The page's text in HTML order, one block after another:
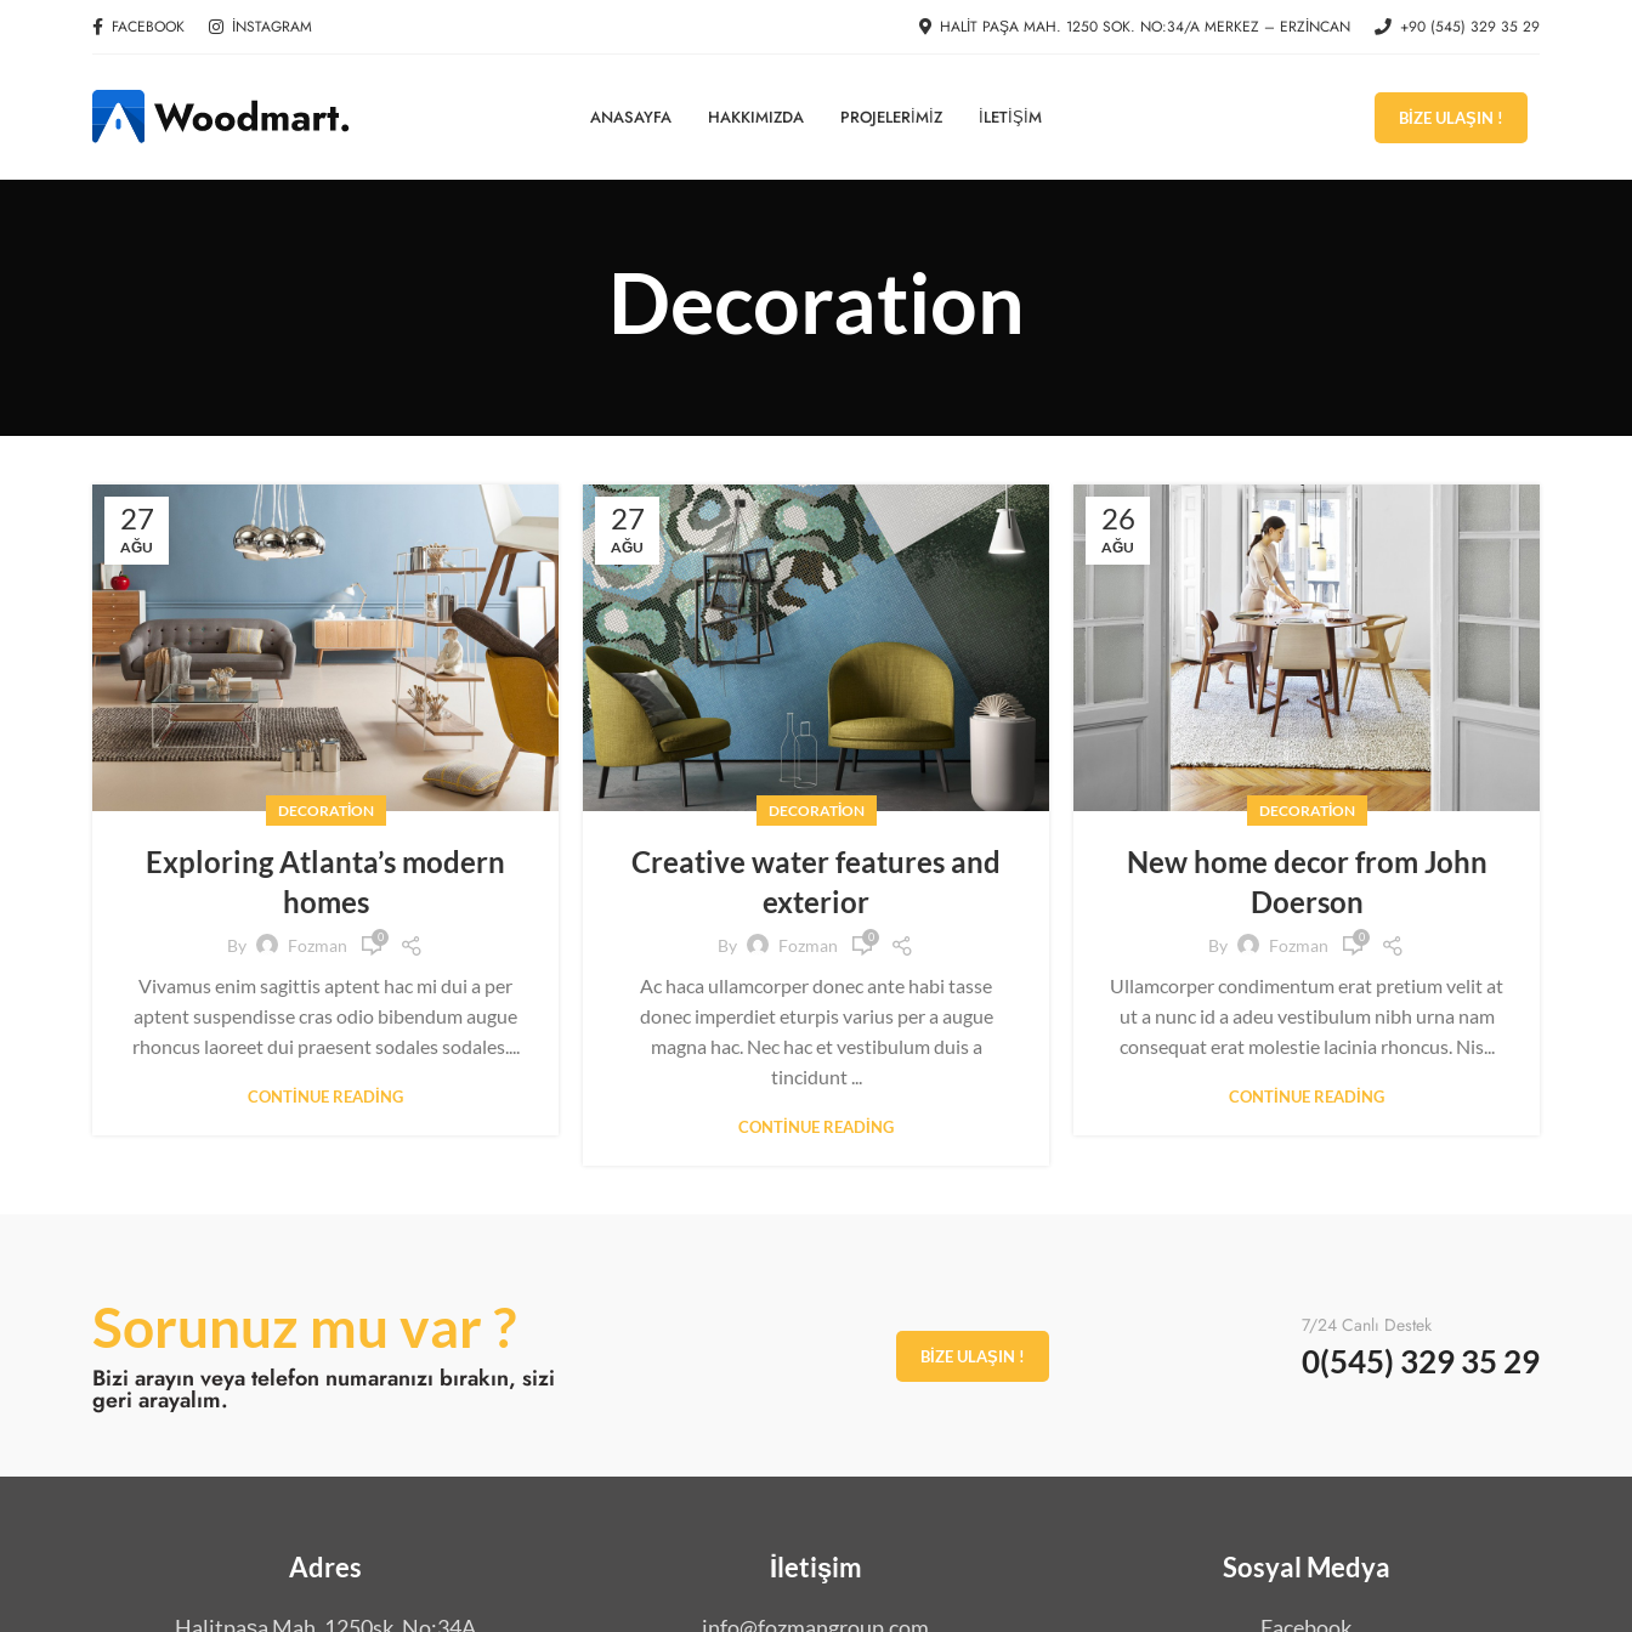
FACEBOOK İNSTAGRAM HALIT PAŞA MAH. 1250 SOK. NO:34/A MERKEZ – ERZİNCAN +90 (545) 329 35 29
ANASAYFA HAKKIMIZDA PROJELERIMIZ İLETIŞIM BIZE ULAŞIN !
Decoration
27
AĞU
DECORATION
Exploring Atlanta’s modern
homes
By Fozman 0
Vivamus enim sagittis aptent hac mi dui a per
aptent suspendisse cras odio bibendum augue
rhoncus laoreet dui praesent sodales sodales....
CONTINUE READING
27
AĞU
DECORATION
Creative water features and
exterior
By Fozman 0
Ac haca ullamcorper donec ante habi tasse
donec imperdiet eturpis varius per a augue
magna hac. Nec hac et vestibulum duis a
tincidunt ...
CONTINUE READING
26
AĞU
DECORATION
New home decor from John
Doerson
By Fozman 0
Ullamcorper condimentum erat pretium velit at
ut a nunc id a adeu vestibulum nibh urna nam
consequat erat molestie lacinia rhoncus. Nis...
CONTINUE READING
Sorunuz mu var ?
Bizi arayın veya telefon numaranızı bırakın, sizi
geri arayalım.
BİZE ULAŞIN !
7/24 Canlı Destek
0(545) 329 35 29
Adres İletişim Sosyal Medya